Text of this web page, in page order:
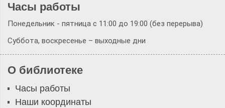
Часы работы
Понедельник - пятница с 11:00 до 19:00 (без перерыва)
Суббота, воскресенье – выходные дни
О библиотеке
Часы работы
Наши координаты